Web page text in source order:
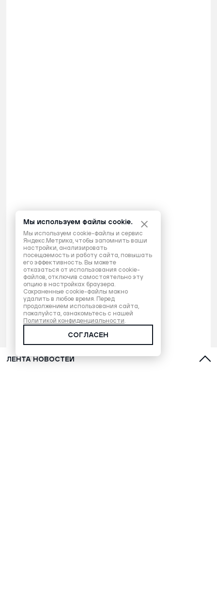
ЛЕНТА НОВОСТЕЙ
Мы используем файлы cookie.
Мы используем cookie-файлы и сервис
Яндекс.Метрика, чтобы запомнить ваши
настройки, анализировать
посещаемость и работу сайта, повышать
его эффективность. Вы можете
отказаться от использования cookie-
файлов, отключив самостоятельно эту
опцию в настройках браузера.
Сохраненные cookie-файлы можно
удалить в любое время. Перед
продолжением использования сайта,
пожалуйста, ознакомьтесь с нашей
Политикой конфиденциальности.
СОГЛАСЕН